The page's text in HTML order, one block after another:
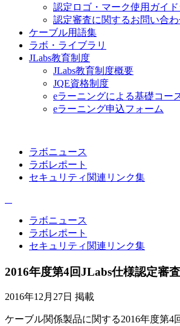
認定ロゴ・マーク使用ガイ
認定審査に関するお問い合
ケーブル用語集
ラボ・ライブラリ
JLabs教育制度
JLabs教育制度概要
JQE資格制度
eラーニングによる基礎コー
eラーニング申込フォーム
ラボニュース
ラボレポート
セキュリティ関連リンク集
ラボニュース
ラボレポート
セキュリティ関連リンク集
2016年度第4回JLabs仕様認定審
2016年12月27日 掲載
ケーブル関係製品に関する2016年度第4